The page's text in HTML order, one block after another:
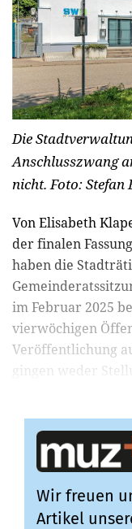
Die
Anschlusszwang
nicht. Foto: Stefan
Von Elisabeth
der finalen
haben die
im Februar 2025
vierwöchigen
Veröffentlichung
gingen weder
Wir freuen
Artikel